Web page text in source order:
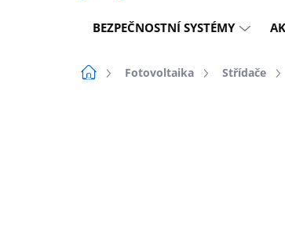
BEZPEČNOSTNÍ SYSTÉMY
DomůFotovoltaika Střídače